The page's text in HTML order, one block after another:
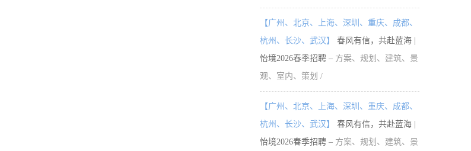
【广州、北京、上海、深圳、重庆、成都、
杭州、长沙、武汉】
春风有信，共赴蓝海 |
怡境2026春季招聘 – 方案、规划、建筑、景
观、室内、策划 /
【广州、北京、上海、深圳、重庆、成都、
杭州、长沙、武汉】
春风有信，共赴蓝海 |
怡境2026春季招聘 – 方案、规划、建筑、景